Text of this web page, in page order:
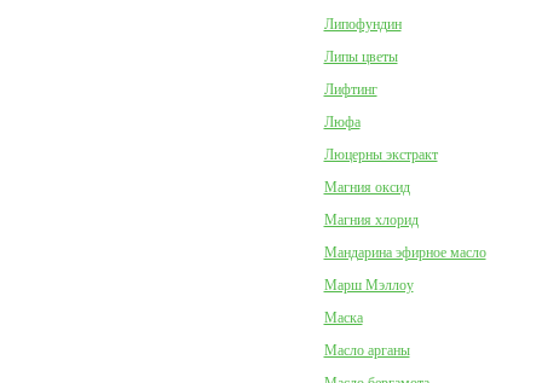
Липофундин
Липы цветы
Лифтинг
Люфа
Люцерны экстракт
Магния оксид
Магния хлорид
Мандарина эфирное масло
Марш Мэллоу
Маска
Масло арганы